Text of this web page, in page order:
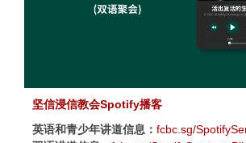
坚信浸信教会Spotify播客
英语和青少年讲道信息： fcbc.sg/